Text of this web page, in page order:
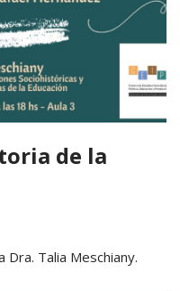
de la
Talia Meschiany.